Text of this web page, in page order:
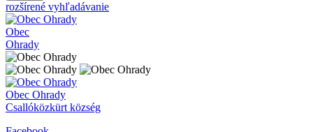
rozšírené vyhľadávanie
Obec
Ohrady
Obec Ohrady
Csallóközkürt község